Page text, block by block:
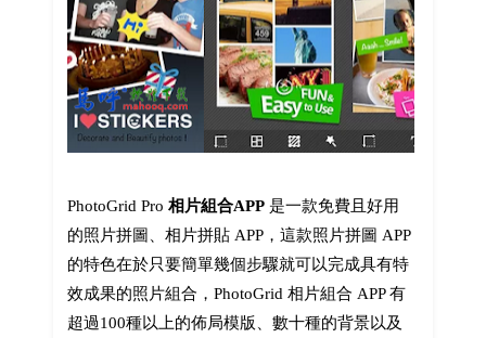
PhotoGrid Pro 相片組合APP是一款免費且好用
的照片拼圖、相片拼貼 APP，這款照片拼圖 APP
的特色在於只要簡單幾個步驟就可以完成具有特
效成果的照片組合，PhotoGrid 相片組合 APP 有
超過100種以上的佈局模版、數十種的背景以及